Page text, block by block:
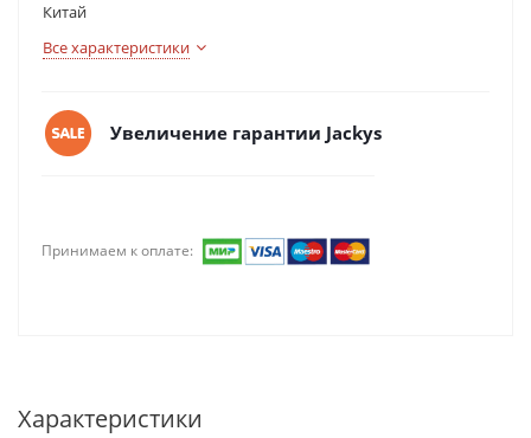
Китай
Все характеристики
Увеличение гарантии Jackys
Принимаем к оплате:
Характеристики